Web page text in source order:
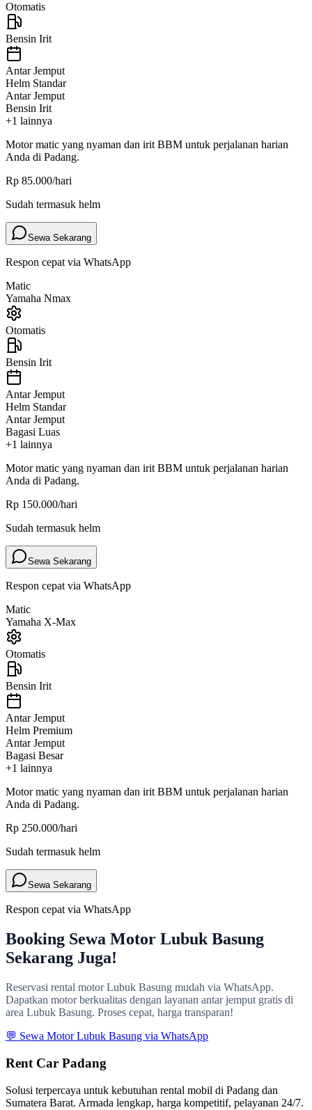
Otomatis
Bensin Irit
Antar Jemput
Helm Standar
Antar Jemput
Bensin Irit
+1 lainnya
Motormatic yang nyaman dan irit BBM untuk perjalanan harian
Anda di Padang.
Rp 85.000/hari
Sudah termasuk helm
Sewa Sekarang
Respon cepat via WhatsApp
Matic
Yamaha Nmax
Otomatis
Bensin Irit
Antar Jemput
Helm Standar
Antar Jemput
Bagasi Luas
+1 lainnya
Motormatic yang nyaman dan irit BBM untuk perjalanan harian
Anda di Padang.
Rp 150.000/hari
Sudah termasuk helm
Sewa Sekarang
Respon cepat via WhatsApp
Matic
Yamaha X-Max
Otomatis
Bensin Irit
Antar Jemput
Helm Premium
Antar Jemput
Bagasi Besar
+1 lainnya
Motormatic yang nyaman dan irit BBM untuk perjalanan harian
Anda di Padang.
Rp 250.000/hari
Sudah termasuk helm
Sewa Sekarang
Respon cepat via WhatsApp
Booking Sewa Motor Lubuk Basung
Sekarang Juga!
Reservasi rental motor Lubuk Basung mudah via WhatsApp.
Dapatkan motor berkualitas dengan layanan antar jemput gratis di
area Lubuk Basung. Proses cepat, harga transparan!
💬 Sewa Motor Lubuk Basung via WhatsApp
Rent Car Padang
Solusi terpercaya untuk kebutuhan rental mobil di Padang dan
Sumatera Barat. Armada lengkap, harga kompetitif, pelayanan 24/7.